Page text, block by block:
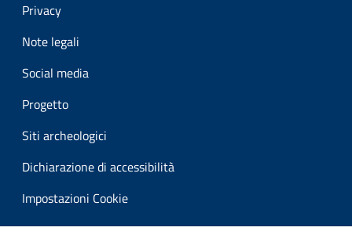
Privacy
Note legali
Social media
Progetto
Siti archeologici
Dichiarazione di accessibilità
Impostazioni Cookie